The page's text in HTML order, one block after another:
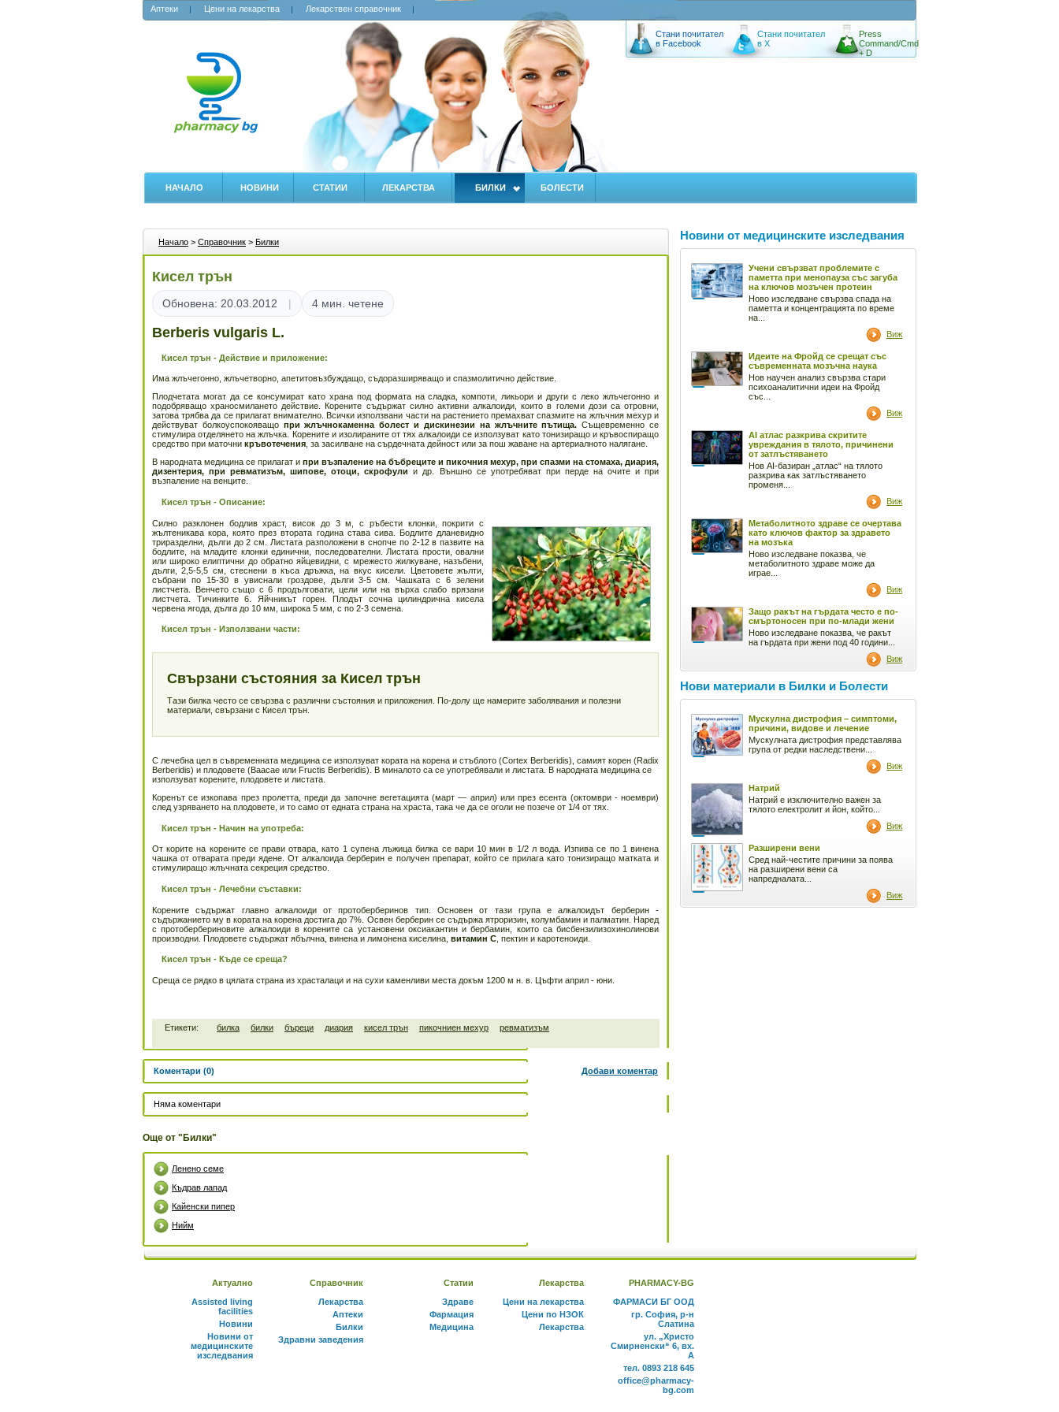
Аптеки Цени на лекарства Лекарствен справочник
Стани почитател
в Facebook
Стани почитател
в X
Press
Command/Cmd
+ D
НАЧАЛО НОВИНИ СТАТИИ ЛЕКАРСТВА БИЛКИ БОЛЕСТИ
Начало > Справочник > Билки
Кисел трън
Обновена: 20.03.2012 4 мин. четене
Berberis vulgaris L.
Кисел трън - Действие и приложение:
Има жлъчегонно, жлъчетворно, апетитовъзбуждащо, съдоразширяващо и спазмолитично действие.
Плодчетата могат да се консумират като храна под формата на сладка, компоти, ликьори и други с леко жлъчегонно и
подобряващо храносмилането действие. Корените съдържат силно активни алкалоиди, които в големи дози са отровни,
затова трябва да се прилагат внимателно. Всички използвани части на растението премахват спазмите на жлъчния мехур и
действуват болкоуспокояващо при жлъчнокаменна болест и дискинезии на жлъчните пътища. Същевременно се
стимулира отделянето на жлъчка. Корените и изолираните от тях алкалоиди се използуват като тонизиращо и кръвоспиращо
средство при маточни кръвотечения , за засилване на сърдечната дейност или за пош жаване на артериалното налягане.
В народната медицина се прилагат и при възпаление на бъбреците и пикочния мехур, при спазми на стомаха, диария,
дизентерия, при ревматизъм, шипове, отоци, скрофулии др. Външно се употребяват при перде на очите и при
възпаление на венците.
Кисел трън - Описание:
Силно разклонен бодлив храст, висок до 3 м, с ръбести клонки, покрити с
жълтеникава кора, която през втората година става сива. Бодлите дланевидно
триразделни, дълги до 2 см. Листата разположени в снопче по 2-12 в пазвите на
бодлите, на младите клонки единични, последователни. Листата прости, овални
или широко елиптични до обратно яйцевидни, с мрежесто жилкуване, назъбени,
дълги, 2,5-5,5 см, стеснени в къса дръжка, на вкус кисели. Цветовете жълти,
събрани по 15-30 в увиснали гроздове, дълги 3-5 см. Чашката с 6 зелени
листчета. Венчето също с 6 продълговати, цели или на върха слабо врязани
листчета. Тичинките 6. Яйчникът горен. Плодът сочна цилиндрична кисела
червена ягода, дълга до 10 мм, широка 5 мм, с по 2-3 семена.
Кисел трън - Използвани части:
Свързани състояния за Кисел трън
Тази билка често се свързва с различни състояния и приложения. По-долу ще намерите заболявания и полезни
материали, свързани с Кисел трън.
С лечебна цел в съвременната медицина се използуват кората на корена и стъблото (Cortex Berberidis), самият корен (Radix
Berberidis) и плодовете (Baacae или Fructis Berberidis). В миналото са се употребявали и листата. В народната медицина се
използуват корените, плодовете и листата.
Коренът се изкопава през пролетта, преди да започне вегетацията (март — април) или през есента (октомври - ноември)
след узряването на плодовете, и то само от едната страна на храста, така че да се оголи не позече от 1/4 от тях.
Кисел трън - Начин на употреба:
От корите на корените се прави отвара, като 1 супена лъжица билка се вари 10 мин в 1/2 л вода. Изпива се по 1 винена
чашка от отварата преди ядене. От алкалоида берберин е получен препарат, който се прилага като тонизиращо матката и
стимулиращо жлъчната секреция средство.
Кисел трън - Лечебни съставки:
Корените съдържат главно алкалоиди от протоберберинов тип. Основен от тази група е алкалоидът берберин -
съдържанието му в кората на корена достига до 7%. Освен берберин се съдържа ятроризин, колумбамин и палматин. Наред
с протобербериновите алкалоиди в корените са установени оксиакантин и бербамин, които са бисбензилизохинолинови
производни. Плодовете съдържат ябълчна, винена и лимонена киселина, витамин С , пектин и каротеноиди.
Кисел трън - Къде се среща?
Среща се рядко в цялата страна из храсталаци и на сухи каменливи места докъм 1200 м н. в. Цъфти април - юни.
Етикети: билка билки бъреци диария кисел трън пикочниен мехур ревматизъм
Коментари (0) Добави коментар
Няма коментари
Още от "Билки"
Ленено семе
Къдрав лапад
Кайенски пипер
Нийм
Новини от медицинските изследвания
Учени свързват проблемите с
паметта при менопауза със загуба
на ключов мозъчен протеин
Ново изследване свързва спада на
паметта и концентрацията по време
на...
Виж
Идеите на Фройд се срещат със
съвременната мозъчна наука
Нов научен анализ свързва стари
психоаналитични идеи на Фройд
със...
Виж
AI атлас разкрива скритите
увреждания в тялото, причинени
от затлъстяването
Нов AI-базиран „атлас“ на тялото
разкрива как затлъстяването
променя...
Виж
Метаболитното здраве се очертава
като ключов фактор за здравето
на мозъка
Ново изследване показва, че
метаболитното здраве може да
играе...
Виж
Защо ракът на гърдата често е по-
смъртоносен при по-млади жени
Ново изследване показва, че ракът
на гърдата при жени под 40 години...
Виж
Нови материали в Билки и Болести
Мускулна дистрофия – симптоми,
причини, видове и лечение
Мускулната дистрофия представлява
група от редки наследствени...
Виж
Натрий
Натрий е изключително важен за
тялото електролит и йон, който...
Виж
Разширени вени
Сред най-честите причини за поява
на разширени вени са
напредналата...
Виж
Актуално
Assisted living
facilities
Новини
Новини от
медицинските
изследвания
Справочник
Лекарства
Аптеки
Билки
Здравни заведения
Статии
Здраве
Фармация
Медицина
Лекарства
Цени на лекарства
Цени по НЗОК
Лекарства
PHARMACY-BG
ФАРМАСИ БГ ООД
гр. София, р-н
Слатина
ул. „Христо
Смирненски“ 6, вх.
А
тел. 0893 218 645
office@pharmacy-
bg.com